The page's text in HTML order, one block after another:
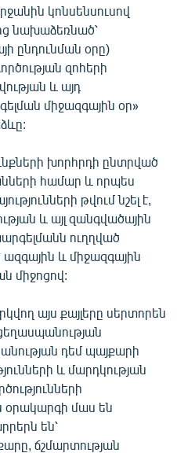
կոնսենսուսով
նախաձեռնած՝
ընդունման օրը)
զոհերի
և այդ
միջազգային օր»
խորհրդի ընտրված
համար և որպես
թվում նշել է,
և այլ զանգվածային
ուղղված
և միջազգային
միջոցով:
այս քայլերը սերտորեն
դեմ պայքարի
և մարդկության
օրակարգի մաս են
են՝
ճշմարտության